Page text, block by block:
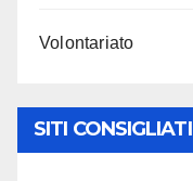
Volontariato
SITI CONSIGLIATI